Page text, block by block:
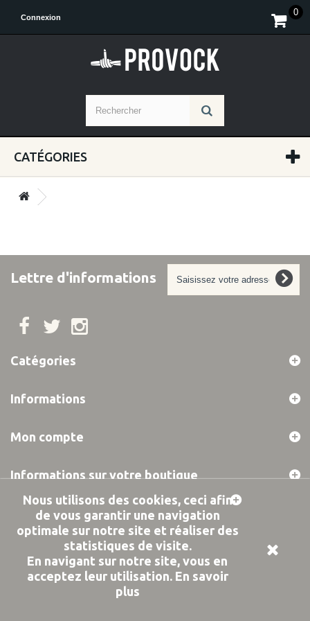
0
Connexion
CATÉGORIES
Lettre d'informations
Catégories
Informations
© 2019 PROVOCK -Design Agence Idole
Mon compte
Informations sur votre boutique
Nous utilisons des cookies, ceci afin
de vous garantir une navigation
optimale sur notre site et réaliser des
statistiques de visite.
En navigant sur notre site, vous en
acceptez leur utilisation. En savoir
plus